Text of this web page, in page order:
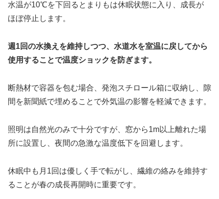
水温が10℃を下回るとまりもは休眠状態に入り、成長が
ほぼ停止します。
週1回の水換えを維持しつつ、水道水を室温に戻してから
使用することで温度ショックを防ぎます。
断熱材で容器を包む場合、発泡スチロール箱に収納し、隙
間を新聞紙で埋めることで外気温の影響を軽減できます。
照明は自然光のみで十分ですが、窓から1m以上離れた場
所に設置し、夜間の急激な温度低下を回避します。
休眠中も月1回は優しく手で転がし、繊維の絡みを維持す
ることが春の成長再開時に重要です。